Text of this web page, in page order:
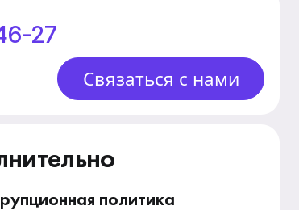
Связаться с нами
27
политика